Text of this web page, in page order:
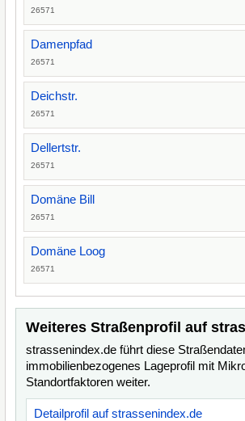
26571
Damenpfad
26571
Deichstr.
26571
Dellertstr.
26571
Domäne Bill
26571
Domäne Loog
26571
Weiteres Straßenprofil auf
strassenindex.de führt diese
immobilienbezogenes Lageprofil mit
Standortfaktoren weiter.
Detailprofil auf strassenindex.de